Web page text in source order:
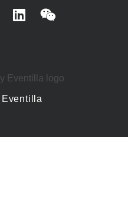
Eventilla